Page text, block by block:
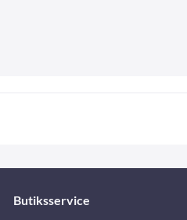
Butiksservice